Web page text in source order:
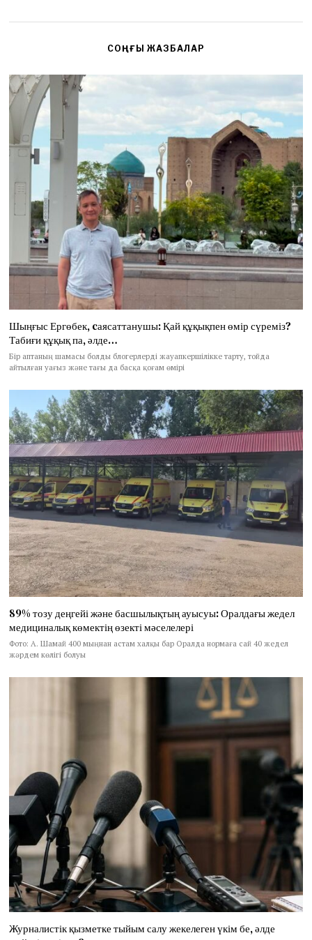
СОҢҒЫ ЖАЗБАЛАР
Шыңғыс Ергөбек, cаясаттанушы: Қай құқықпен өмір сүреміз?
Табиғи құқық па, әлде…
Бір аптаның шамасы болды блогерлерді жауапкершілікке тарту, тойда
айтылған уағыз және тағы да басқа қоғам өмірі
89% тозу деңгейі және басшылықтың ауысуы: Оралдағы жедел
медициналық көмектің өзекті мәселелері
Фото: А. Шамай 400 мыңнан астам халқы бар Оралда нормаға сай 40 жедел
жәрдем көлігі болуы
Журналистік қызметке тыйым салу жекелеген үкім бе, әлде